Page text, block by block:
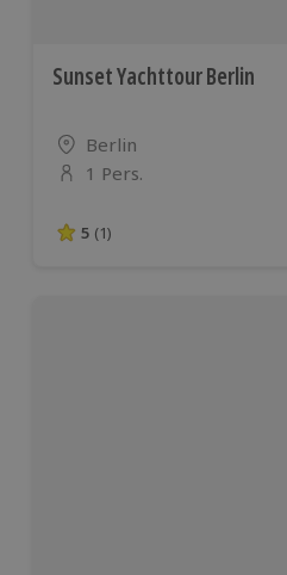
Sunset Yachttour Berlin
Standort
Berlin
Anzahl der Teilnehmer
1 Pers.
5 von 5 Sternen
5 (1)